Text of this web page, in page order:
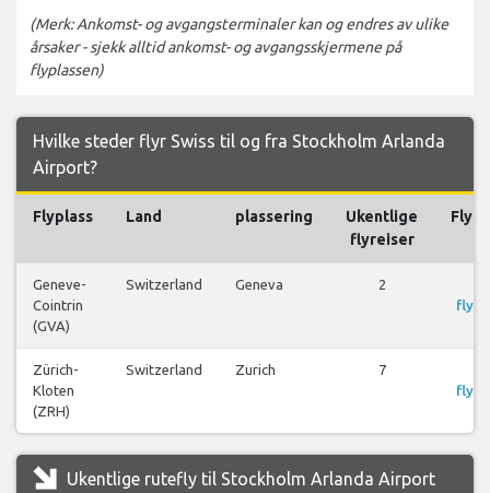
(Merk: Ankomst- og avgangsterminaler kan og endres av ulike
årsaker - sjekk alltid ankomst- og avgangsskjermene på
flyplassen)
Hvilke steder flyr Swiss til og fra Stockholm Arlanda
Airport?
Flyplass Land plassering
Ukentlige
flyreiser
Geneve-
Cointrin
(GVA)
Switzerland Geneva 2
Zürich-
Kloten
(ZRH)
Switzerland Zurich 7
Ukentlige rutefly til Stockholm Arlanda Airport